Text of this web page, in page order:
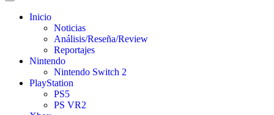
Inicio
Noticias
Análisis/Reseña/Review
Reportajes
Nintendo
Nintendo Switch 2
PlayStation
PS5
PS VR2